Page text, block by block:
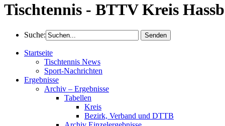
Tischtennis - BTTV Kreis
Suche:
Startseite
Tischtennis News
Sport-Nachrichten
Ergebnisse
Archiv – Ergebnisse
Tabellen
Kreis
Bezirk, Verband und DTTB